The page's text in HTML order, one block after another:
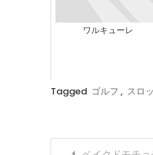
ワルキューレ
Tagged ゴルフ , スロ